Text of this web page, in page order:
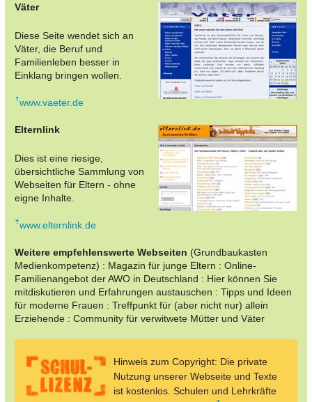
Väter
Diese Seite wendet sich an
Väter, die Beruf und
Familienleben besser in
Einklang bringen wollen.
www.vaeter.de
Elternlink
Dies ist eine riesige,
übersichtliche Sammlung von
Webseiten für Eltern - ohne
eigne Inhalte.
www.elternlink.de
Weitere empfehlenswerte Webseiten (Grundbaukasten
Medienkompetenz) : Magazin für junge Eltern : Online-
Familienangebot der AWO in Deutschland : Hier können Sie
mitdiskutieren und Erfahrungen austauschen : Tipps und Ideen
für moderne Frauen : Treffpunkt für (aber nicht nur) allein
Erziehende : Community für verwitwete Mütter und Väter
Hinweis zum Copyright: Die private
Nutzung unserer Webseite und Texte
ist kostenlos. Schulen und Lehrkräfte